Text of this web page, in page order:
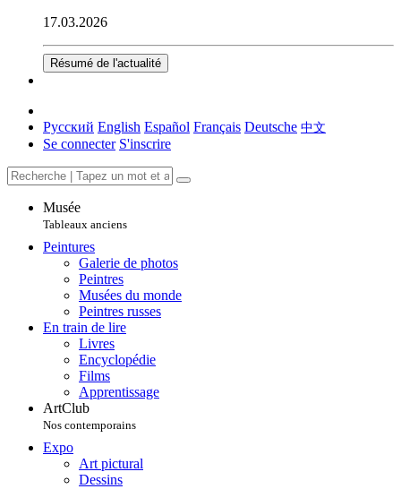
17.03.2026
Résumé de l'actualité
Русский English Español Français Deutsche 中文
Se connecter S'inscrire
Musée
Tableaux anciens
Peintures
Galerie de photos
Peintres
Musées du monde
Peintres russes
En train de lire
Livres
Encyclopédie
Films
Apprentissage
ArtClub
Nos contemporains
Expo
Art pictural
Dessins